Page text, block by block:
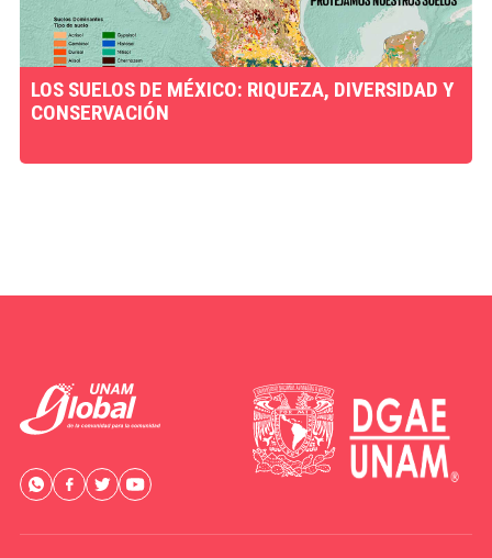
LOS SUELOS DE MÉXICO: RIQUEZA, DIVERSIDAD Y
CONSERVACIÓN